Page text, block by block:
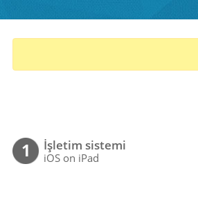
1 İşletim sistemi
iOS on iPad